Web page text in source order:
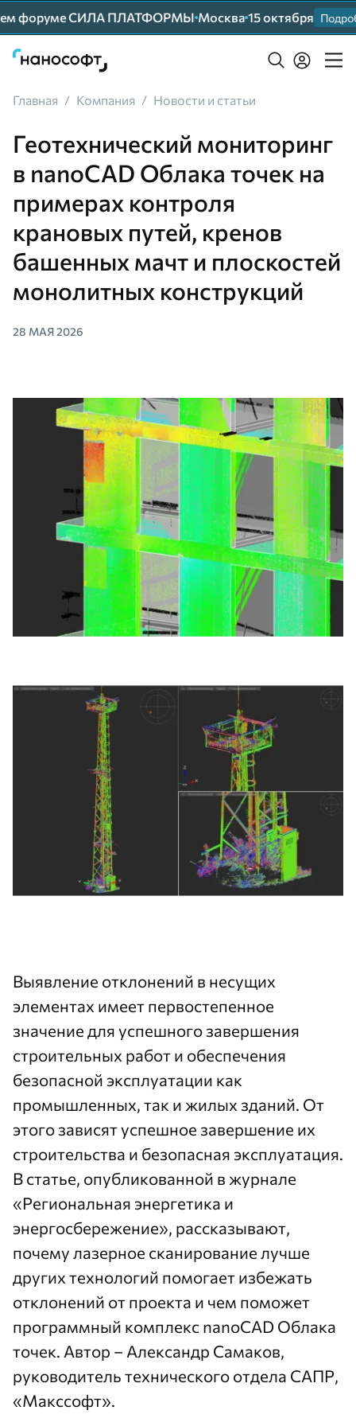
форуме СИЛА ПЛАТФОРМЫ Москва 15 октября
Главная / Компания / Новости и статьи
Геотехнический мониторинг
в nanoCAD Облака точек на
примерах контроля
крановых путей, кренов
башенных мачт и плоскостей
монолитных конструкций
28 МАЯ 2026
Выявление отклонений в несущих
элементах имеет первостепенное
значение для успешного завершения
строительных работ и обеспечения
безопасной эксплуатации как
промышленных, так и жилых зданий. От
этого зависят успешное завершение их
строительства и безопасная эксплуатация.
В статье, опубликованной в журнале
«Региональная энергетика и
энергосбережение», рассказывают,
почему лазерное сканирование лучше
других технологий помогает избежать
отклонений от проекта и чем поможет
программный комплекс nanoCAD Облака
точек. Автор – Александр Самаков,
руководитель технического отдела САПР,
«Макссофт».